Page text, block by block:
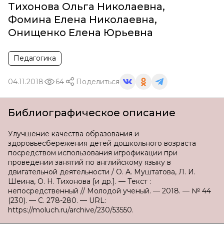
Тихонова Ольга Николаевна,
Фомина Елена Николаевна,
Онищенко Елена Юрьевна
Педагогика
04.11.2018 64 Поделиться
Библиографическое описание
Улучшение качества образования и
здоровьесбережения детей дошкольного возраста
посредством использования игрофикации при
проведении занятий по английскому языку в
двигательной деятельности / О. А. Муштатова, Л. И.
Шеина, О. Н. Тихонова [и др.]. — Текст :
непосредственный // Молодой ученый. — 2018. — № 44
(230). — С. 278-280. — URL:
https://moluch.ru/archive/230/53550.